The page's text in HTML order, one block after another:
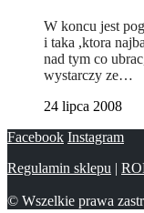
W koncu jest
i taka ,ktora
nad tym co
wystarczy ze…
24 lipca 2008
Facebook Instagram
Regulamin sklepu |
© Wszelkie prawa